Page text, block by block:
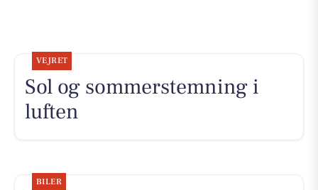
VEJRET
Sol og sommerstemning i
luften
BILER